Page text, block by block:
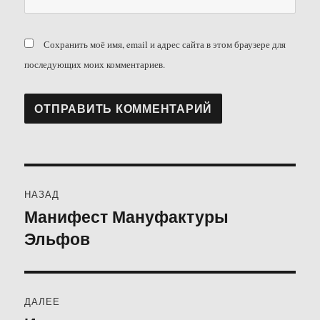
Сохранить моё имя, email и адрес сайта в этом браузере для
последующих моих комментариев.
по
записям
НАЗАД
Предыдущая
запись:
Манифест Мануфактуры
Эльфов
ДАЛЕЕ